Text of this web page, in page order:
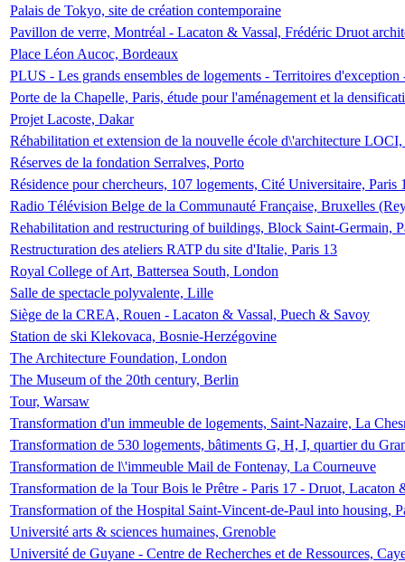
Palais de Tokyo, site de création contemporaine
Pavillon de verre, Montréal - Lacaton & Vassal, Frédéric Druot
Place Léon Aucoc, Bordeaux
PLUS - Les grands ensembles de logements - Territoires
Porte de la Chapelle, Paris, étude pour l'aménagement et la
Projet Lacoste, Dakar
Réhabilitation et extension de la nouvelle école d\'architecture
Réserves de la fondation Serralves, Porto
Résidence pour chercheurs, 107 logements, Cité Universitaire, Paris
Radio Télévision Belge de la Communauté Française, Bruxelles
Rehabilitation and restructuring of buildings, Block Saint-Germain,
Restructuration des ateliers RATP du site d'Italie, Paris 13
Royal College of Art, Battersea South, London
Salle de spectacle polyvalente, Lille
Siège de la CREA, Rouen - Lacaton & Vassal, Puech & Savoy
Station de ski Klekovaca, Bosnie-Herzégovine
The Architecture Foundation, London
The Museum of the 20th century, Berlin
Tour, Warsaw
Transformation d'un immeuble de logements, Saint-Nazaire, La
Transformation de 530 logements, bâtiments G, H, I, quartier du
Transformation de l\'immeuble Mail de Fontenay, La Courneuve
Transformation de la Tour Bois le Prêtre - Paris 17 - Druot, Lacaton
Transformation of the Hospital Saint-Vincent-de-Paul into housing,
Université arts & sciences humaines, Grenoble
Université de Guyane - Centre de Recherches et de Ressources,